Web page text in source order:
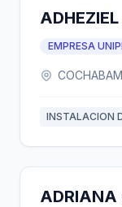
EMPRESA
INSTALACION
ADRIANA